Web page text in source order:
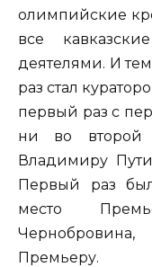
олимпийские
все
деятелями. И
раз стал
первый раз с
ни во второй
Владимиру
Первый раз
место
Премьеру.